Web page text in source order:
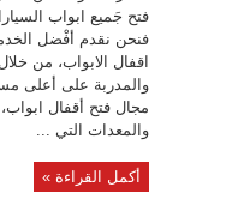
فتح جَميع ابواب
فنحن نقدم أفْضل
اقفال الابواب، من
والمدربة على أعلى
مجال فتح أقفال
والمعدات التي ...
أكمل القراءة »